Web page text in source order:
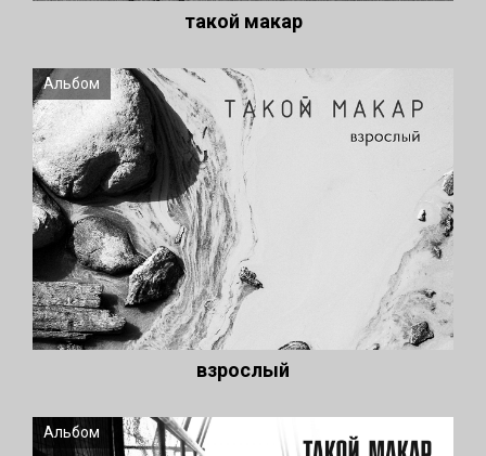
такой макар
Альбом
взрослый
Альбом